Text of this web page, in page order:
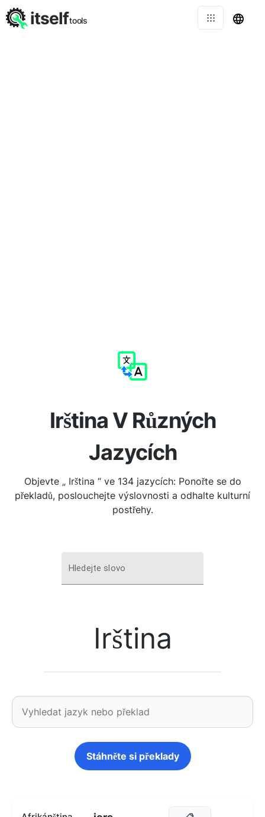
Irština V Různých
Jazycích
Objevte „ Irština “ ve 134 jazycích: Ponořte se do
překladů, poslouchejte výslovnosti a odhalte kulturní
postřehy.
Hledejte slovo
Irština
Stáhněte si překlady
itselftools